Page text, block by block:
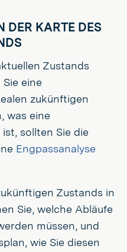
DER KARTE DES
Zustands
eine
zukünftigen
was eine
sollten Sie die
Engpassanalyse
Zustands in
Sie, welche Abläufe
müssen, und
wie Sie diesen